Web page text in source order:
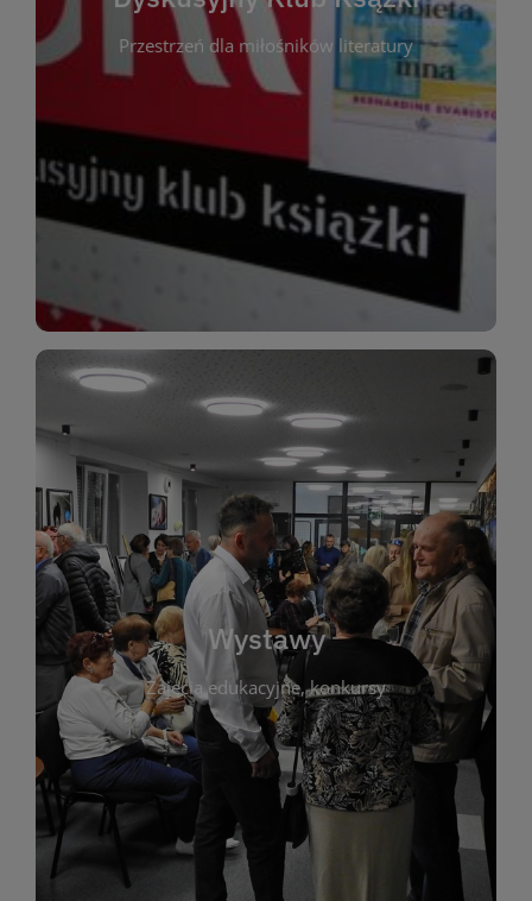
Przestrzeń dla miłośników literatury
Dyskusyjny Klub Ksążki
Dyskusyjny Klub Książki to przestrzeń dla
miłośników literatury, którzy lubią dzielić się
opiniami i emocjami po lekturze. Spotykamy się
regularnie, by rozmawiać o wybranych tytułach z
różnych gatunków literackich. Każde spotkanie to
okazja do inspirującej dyskusji, wymiany
Wystawy
Zajęcia edukacyjne, konkursy
Wystawy
Biblioteka organizuje prezentujące zarówno
sztukę lokalnych twórców, jak i zbiory tematyczne.
W tej sekcji znajdziesz informacje o aktualnych
ekspozycjach oraz archiwum wystaw z
poprzednich lat. Prezentowane prace obejmują
malarstwo, fotografię, rękodzieło i inne formy
artystyczne. Każda wystawa to wyjątkowa okazja
do kontaktu z kulturą i sztuką w przestrzeni
biblioteki. Serdecznie zapraszamy wszystkich
miłośników estetycznych doznań!
WIĘCEJ